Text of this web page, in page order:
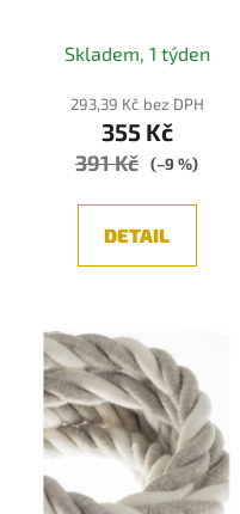
Skladem, 1 týden
293,39 Kč bez DPH
355 Kč
391 Kč (–9 %)
DETAIL